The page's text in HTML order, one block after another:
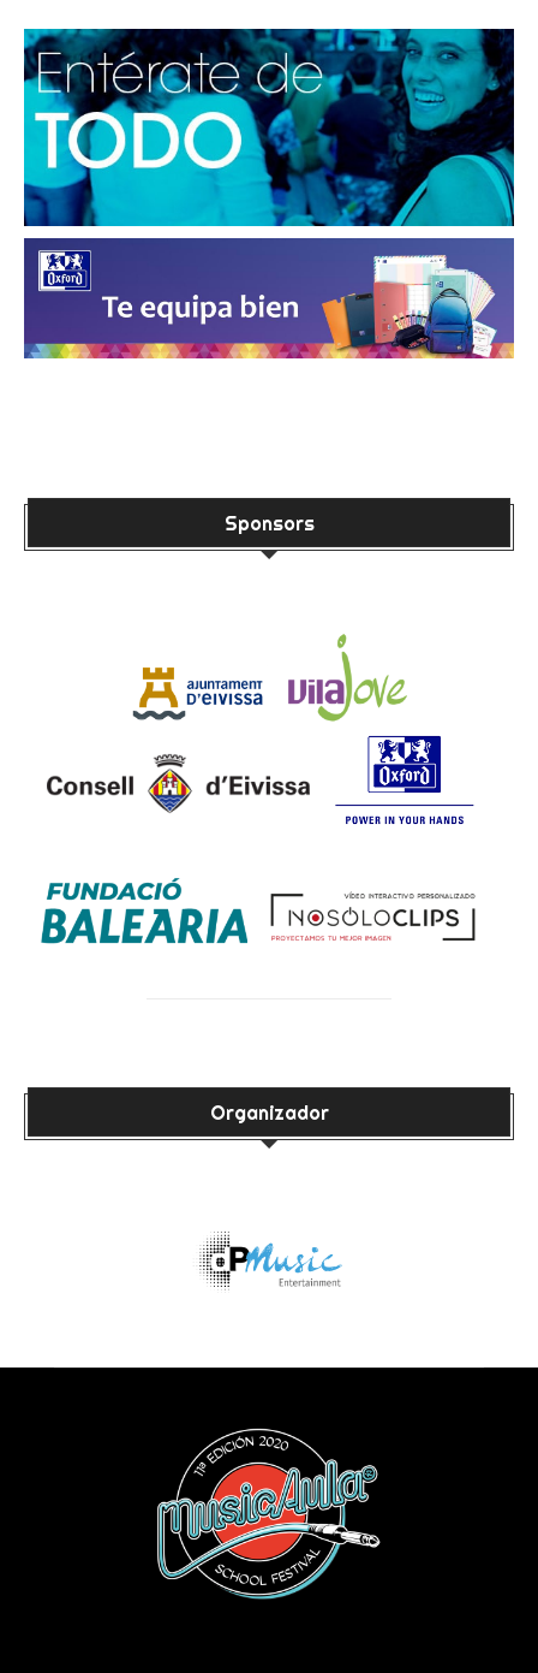
Sponsors
Organizador